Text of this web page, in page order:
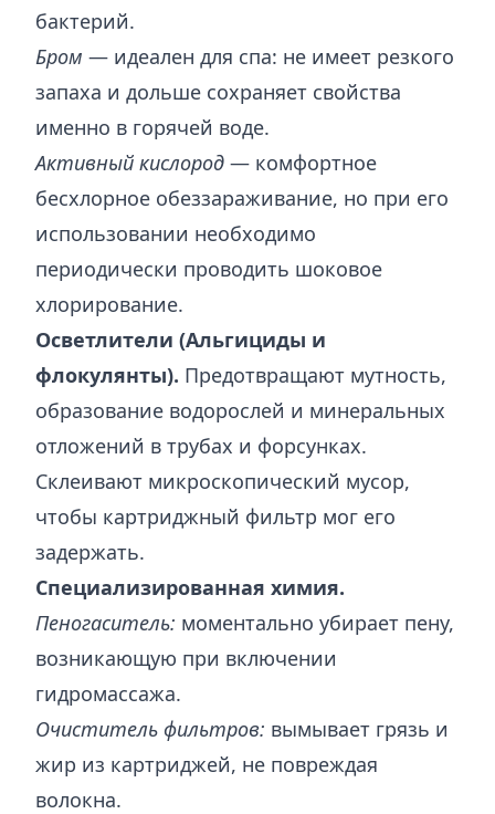
бактерий.
Бром — идеален для спа: не имеет резкого
запаха и дольше сохраняет свойства
именно в горячей воде.
Активный кислород — комфортное
бесхлорное обеззараживание, но при его
использовании необходимо
периодически проводить шоковое
хлорирование.
Осветлители (Альгициды и
флокулянты). Предотвращают мутность,
образование водорослей и минеральных
отложений в трубах и форсунках.
Склеивают микроскопический мусор,
чтобы картриджный фильтр мог его
задержать.
Специализированная химия.
Пеногаситель: моментально убирает пену,
возникающую при включении
гидромассажа.
Очиститель фильтров: вымывает грязь и
жир из картриджей, не повреждая
волокна.